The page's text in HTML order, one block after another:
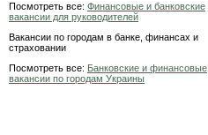
Посмотреть все: Финансовые и банковские
вакансии для руководителей
Вакансии по городам в банке, финансах и
страховании
Посмотреть все: Банковские и финансовые
вакансии по городам Украины